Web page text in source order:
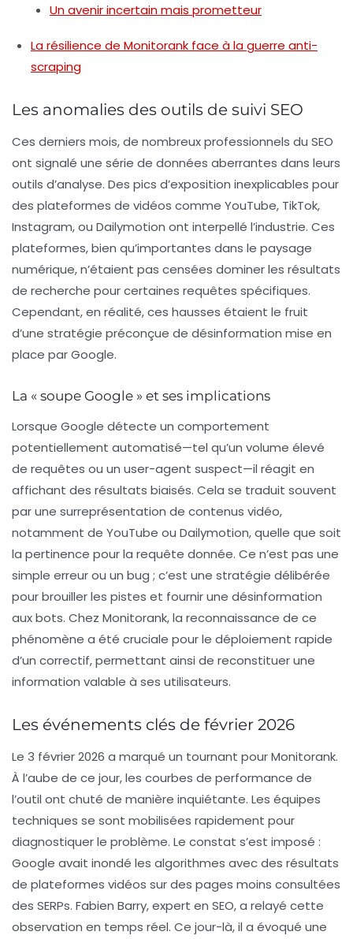
Un avenir incertain mais prometteur
La résilience de Monitorank face à la guerre anti-
scraping
Les anomalies des outils de suivi SEO
Ces derniers mois, de nombreux professionnels du SEO
ont signalé une série de données aberrantes dans leurs
outils d’analyse. Des pics d’exposition inexplicables pour
des plateformes de vidéos comme YouTube, TikTok,
Instagram, ou Dailymotion ont interpellé l’industrie. Ces
plateformes, bien qu’importantes dans le paysage
numérique, n’étaient pas censées dominer les résultats
de recherche pour certaines requêtes spécifiques.
Cependant, en réalité, ces hausses étaient le fruit
d’une stratégie préconçue de désinformation mise en
place par Google.
La « soupe Google » et ses implications
Lorsque Google détecte un comportement
potentiellement automatisé—tel qu’un volume élevé
de requêtes ou un user-agent suspect—il réagit en
affichant des résultats biaisés. Cela se traduit souvent
par une surreprésentation de contenus vidéo,
notamment de YouTube ou Dailymotion, quelle que soit
la pertinence pour la requête donnée. Ce n’est pas une
simple erreur ou un bug ; c’est une stratégie délibérée
pour brouiller les pistes et fournir une désinformation
aux bots. Chez Monitorank, la reconnaissance de ce
phénomène a été cruciale pour le déploiement rapide
d’un correctif, permettant ainsi de reconstituer une
information valable à ses utilisateurs.
Les événements clés de février 2026
Le 3 février 2026 a marqué un tournant pour Monitorank.
À l’aube de ce jour, les courbes de performance de
l’outil ont chuté de manière inquiétante. Les équipes
techniques se sont mobilisées rapidement pour
diagnostiquer le problème. Le constat s’est imposé :
Google avait inondé les algorithmes avec des résultats
de plateformes vidéos sur des pages moins consultées
des SERPs. Fabien Barry, expert en SEO, a relayé cette
observation en temps réel. Ce jour-là, il a évoqué une